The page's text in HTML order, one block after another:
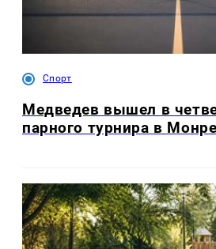
Спорт
Медведев вышел в
парного турнира в